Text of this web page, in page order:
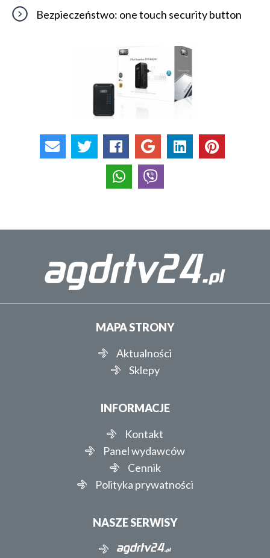
Bezpieczeństwo: one touch security button
MAPA STRONY
Aktualności
Sklepy
INFORMACJE
Kontakt
Panel wydawców
Cennik
Polityka prywatności
NASZE SERWISY